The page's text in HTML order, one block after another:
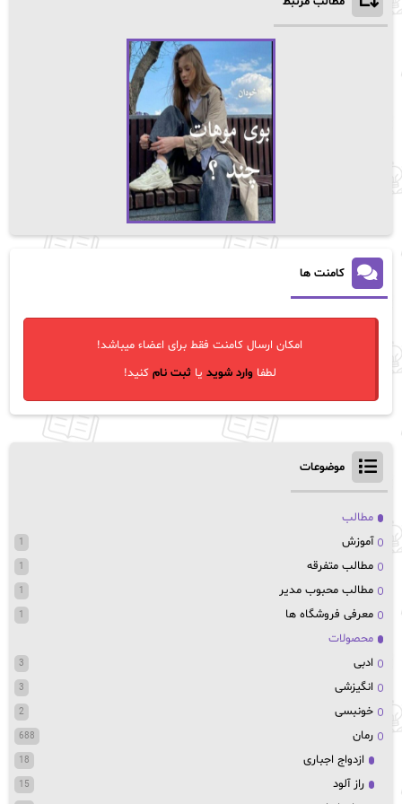
کامنت ها
امکان ارسال کامنت فقط برای اعضاء میباشد!
لطفاوارد شوید یاثبت نام کنید!
موضوعات
مطالب
آموزش
1
مطالب متفرقه 1
مطالب محبوب مدیر 1
معرفی فروشگاه ها 1
محصولات
ادبی
3
انگیزشی 3
خونبسی 2
رمان 688
ازدواج اجباری 18
راز آلود 15